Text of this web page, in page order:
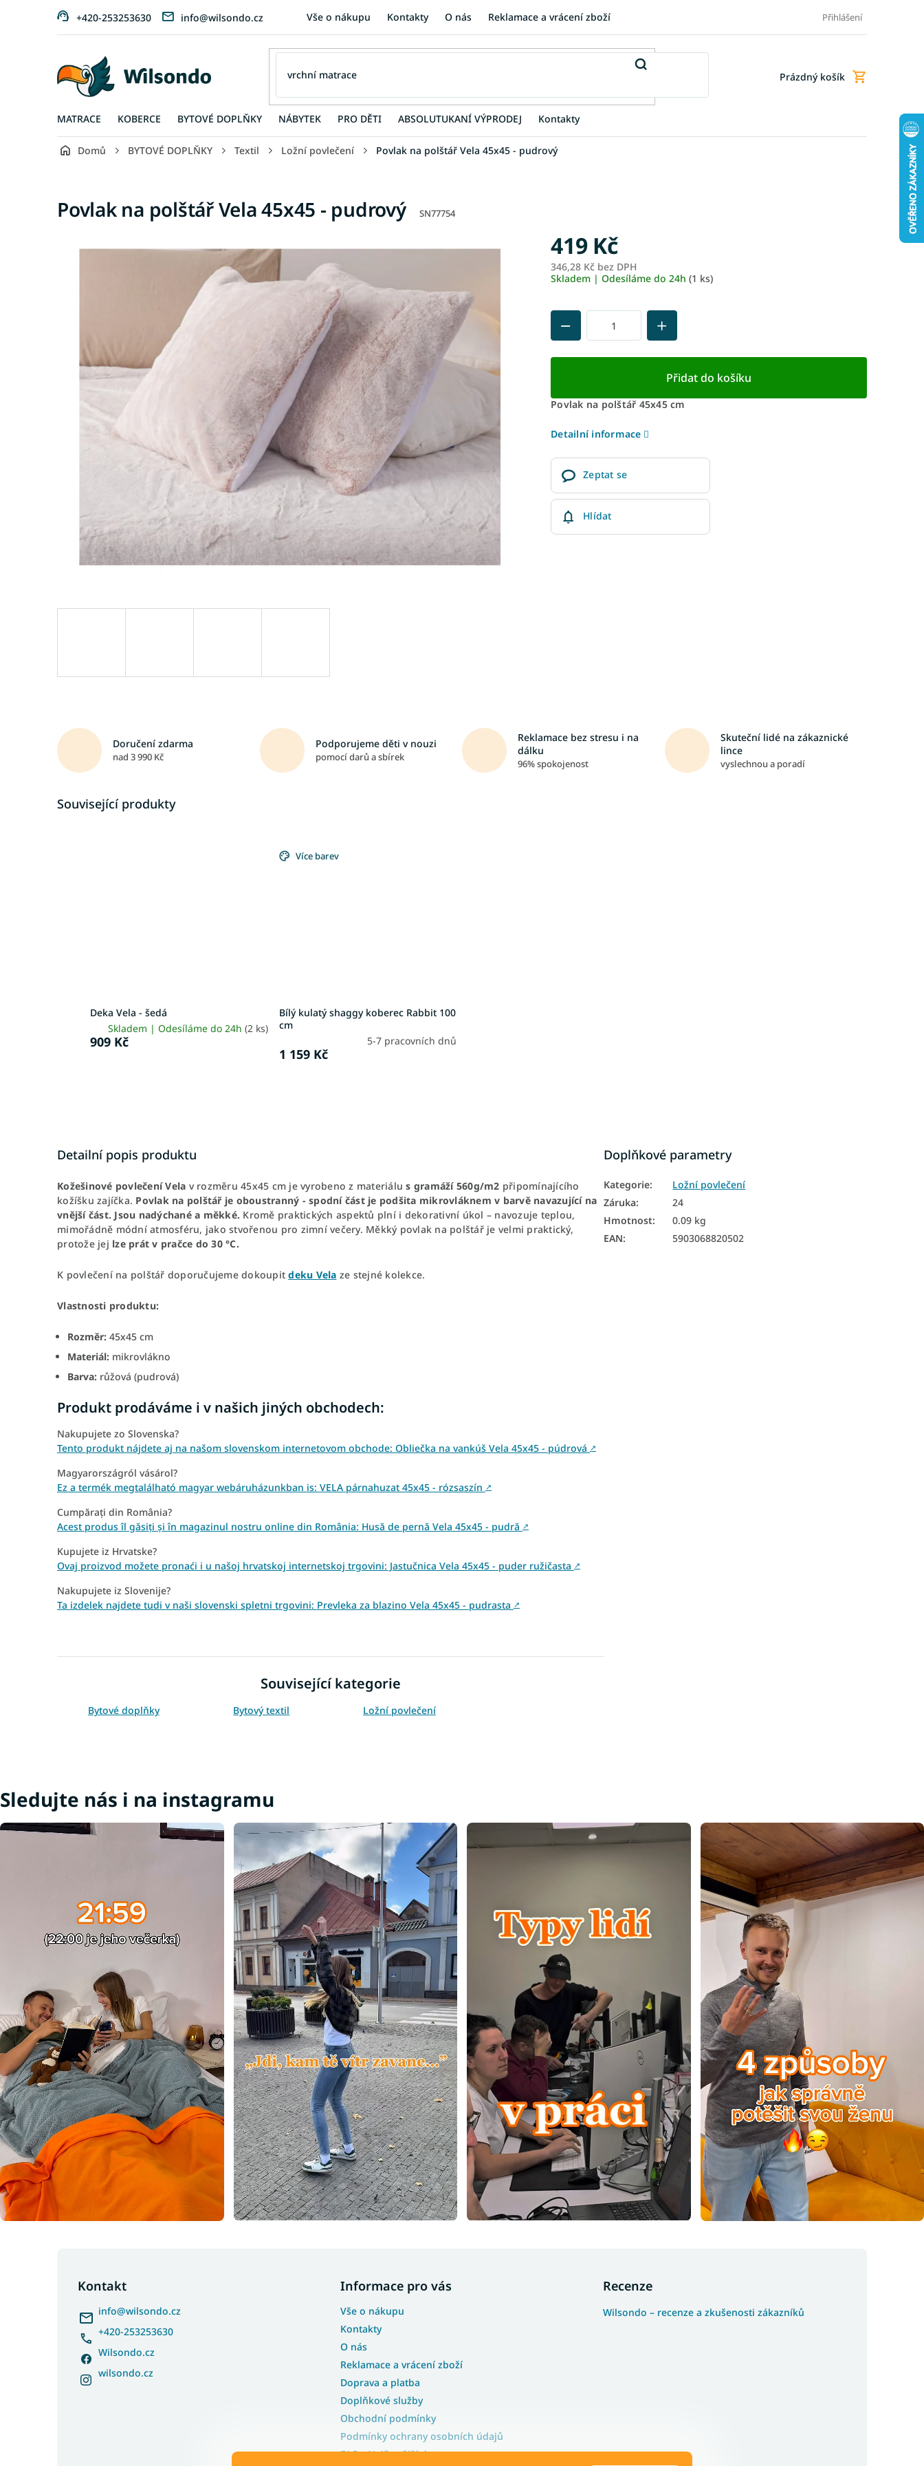
+420-253253630 info@wilsondo.cz Vše o nákupu Kontakty O nás Reklamace a vrácení zboží Obchodní podmínky
Přihlášení
Nákupní
Prázdný košík
MATRACE KOBERCE BYTOVÉ DOPLŇKY NÁBYTEK PRO DĚTI ABSOLUTUKANÍ VÝPRODEJ Kontakty
Domů BYTOVÉ DOPLŇKY Textil Ložní povlečení Povlak na polštář Vela 45x45 - pudrový
Povlak na polštář Vela 45x45 - pudrový SN77754
419 Kč
346,28 Kč bez DPH
Skladem | Odesíláme do 24h (1 ks)
Přidat do košíku
Povlak na polštář 45x45 cm
Detailní informace
Zeptat se
Hlídat
Doručení zdarma
nad 3 990 Kč
Podporujeme děti v nouzi
pomocí darů a sbírek
Reklamace bez stresu i na
dálku
96% spokojenost
Skuteční lidé na zákaznické
lince
vyslechnou a poradí
Související produkty
Deka Vela - šedá
Skladem | Odesíláme do 24h (2 ks)
909 Kč
Více barev
Bílý kulatý shaggy koberec Rabbit 100
cm
5-7 pracovních dnů
1 159 Kč
Detailní popis produktu
Kožešinové povlečení Vela v rozměru 45x45 cm je vyrobeno z materiálus gramáží 560g/m2 připomínajícího
kožíšku zajíčka. Povlak na polštář je oboustranný - spodní část je podšita mikrovláknem v barvě navazující na
vnější část. Jsou nadýchané a měkké. Kromě praktických aspektů plní i dekorativní úkol – navozuje teplou,
mimořádně módní atmosféru, jako stvořenou pro zimní večery. Měkký povlak na polštář je velmi praktický,
protože jej lze prát v pračce do 30 °C.
K povlečení na polštář doporučujeme dokoupitdeku Vela ze stejné kolekce.
Vlastnosti produktu:
Rozměr: 45x45 cm
Materiál: mikrovlákno
Barva: růžová (pudrová)
Produkt prodáváme i v našich jiných obchodech:
Nakupujete zo Slovenska?
Tento produkt nájdete aj na našom slovenskom internetovom obchode: Obliečka na vankúš Vela 45x45 - púdrová ↗
Magyarországról vásárol?
Ez a termék megtalálható magyar webáruházunkban is: VELA párnahuzat 45x45 - rózsaszín ↗
Cumpărați din România?
Acest produs îl găsiți și în magazinul nostru online din România: Husă de pernă Vela 45x45 - pudră ↗
Kupujete iz Hrvatske?
Ovaj proizvod možete pronaći i u našoj hrvatskoj internetskoj trgovini: Jastučnica Vela 45x45 - puder ružičasta ↗
Nakupujete iz Slovenije?
Ta izdelek najdete tudi v naši slovenski spletni trgovini: Prevleka za blazino Vela 45x45 - pudrasta ↗
Související kategorie
Bytové doplňky Bytový textil Ložní povlečení
Doplňkové parametry
Kategorie:
Ložní povlečení
Záruka:
24
Hmotnost:
0.09 kg
EAN: 5903068820502
Sledujte nás i na instagramu
Kontakt
info@wilsondo.cz
+420-253253630
Wilsondo.cz
wilsondo.cz
Informace pro vás
Vše o nákupu
Kontakty
O nás
Reklamace a vrácení zboží
Doprava a platba
Doplňkové služby
Obchodní podmínky
Podmínky ochrany osobních údajů
FAQ - Nejčastější dotazy
Recenze
Wilsondo – recenze a zkušenosti zákazníků